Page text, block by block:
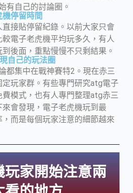
有自己的討論圈。
停留時間
接貼停留紀錄。以前大家只會
電子老虎機平均玩多久，有人
後面，重點慢慢不只剩結果。
自己的玩法圈
都集中在戰神賽特2。現在赤三
定玩家群。有些專門研究atg電子
模式，也有人專門整理atg赤三
會發現，電子老虎機玩到最
而是每個玩家注意的細節越來
玩家開始注意兩